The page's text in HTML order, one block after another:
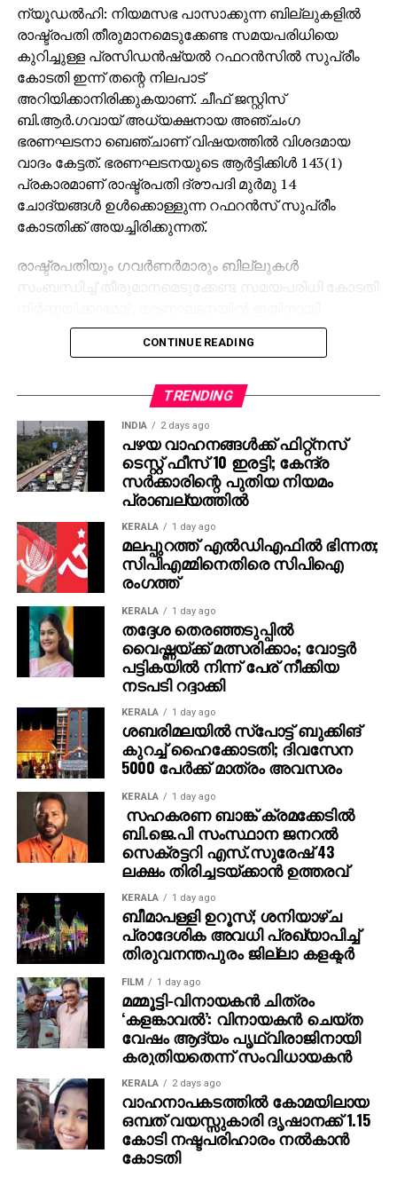
പരിശോധന നടത്തി.
ന്യൂഡല്‍ഹി: നിയമസഭ പാസാക്കുന്ന ബില്ലുകളില്‍
രാഷ്ട്രപതി തീരുമാനമെടുക്കേണ്ട സമയപരിധിയെ
കുറിച്ചുള്ള പ്രസിഡന്‍ഷ്യല്‍ റഫറന്‍സില്‍ സുപ്രീം
കോടതി ഇന്ന് തന്റെ നിലപാട്
അറിയിക്കാനിരിക്കുകയാണ്. ചീഫ് ജസ്റ്റിസ്
ബി.ആര്‍.ഗവായ് അധ്യക്ഷനായ അഞ്ചംഗ
ഭരണഘടനാ ബെഞ്ചാണ് വിഷയത്തില്‍ വിശദമായ
വാദം കേട്ടത്. ഭരണഘടനയുടെ ആര്‍ട്ടിക്കിള്‍ 143(1)
പ്രകാരമാണ് രാഷ്ട്രപതി ദ്രൗപദി മുര്‍മു 14
ചോദ്യങ്ങള്‍ ഉള്‍ക്കൊള്ളുന്ന റഫറന്‍സ് സുപ്രീം
കോടതിക്ക് അയച്ചിരിക്കുന്നത്.
രാഷ്ട്രപതിയും ഗവര്‍ണര്‍മാരും ബില്ലുകള്‍
സംബന്ധിച്ച് തീരുമാനമെടുക്കേണ്ട സമയപരിധി കോടതി
വ്യക്തമായ വ്യവസ്ഥകളുണ്ടോ? എന്നതാണ് ഇതിലെ
പ്രധാനമായ ചോദ്യങ്ങള്‍. കേരള സര്‍ക്കാര്‍ ഉള്‍പ്പെടെ
ചോദ്യം ചെയ്ത് വാദങ്ങള്‍ കോടതിയില്‍
ബില്ലുകളിലെ തീരുമാനങ്ങള്‍ക്ക് ഭരണഘടന
സമയപരിധി നിശ്ചയിച്ചിട്ടില്ല, നിലവിലെ
ആശയക്കുഴപ്പം നീക്കുന്നതിന് കോടതി
മാര്‍ഗനിര്‍ദേശങ്ങള്‍ നല്‍കേണ്ടതുണ്ടെന്ന് റഫറന്‍സില്‍
രാഷ്ട്രപതി ചൂണ്ടിക്കാട്ടി.
ഇന്നത്തെ സുപ്രീം കോടതി അഭിപ്രായം രാജ്യത്തെ
നിയമനിര്‍മ്മാണ പ്രക്രിയയും കേന്ദ്ര-സംസ്ഥാന
ബന്ധവും നേരിട്ട് സ്വാധീനിക്കുന്നതായിരിക്കുമെന്ന്
നിയമ വിദഗ്ധര്‍ വിലയിരുത്തുന്നു.
CONTINUE READING
TRENDING
INDIA 2 days ago
പഴയ വാഹനങ്ങള്‍ക്ക് ഫിറ്റ്‌നസ്
ടെസ്റ്റ് ഫീസ് 10 ഇരട്ടി; കേന്ദ്ര
സര്‍ക്കാരിന്റെ പുതിയ നിയമം
പ്രാബല്യത്തില്‍
KERALA 1 day ago
മലപ്പുറത്ത് എല്‍ഡിഎഫില്‍ ഭിന്നത;
സിപിഎമ്മിനെതിരെ സിപിഐ
രംഗത്ത്
KERALA 1 day ago
തദ്ദേശ തെരഞ്ഞടുപ്പില്‍
വൈഷ്ണയ്ക്ക് മത്സരിക്കാം; വോട്ടര്‍
പട്ടികയില്‍ നിന്ന് പേര് നീക്കിയ
നടപടി റദ്ദാക്കി
KERALA 1 day ago
ശബരിമലയില്‍ സ്‌പോട്ട് ബുക്കിങ്
കുറച്ച് ഹൈക്കോടതി; ദിവസേന
5000 പേര്‍ക്ക് മാത്രം അവസരം
KERALA 1 day ago
സഹകരണ ബാങ്ക് ക്രമക്കേടില്‍
ബി.ജെ.പി സംസ്ഥാന ജനറല്‍
സെക്രട്ടറി എസ്.സുരേഷ് 43
ലക്ഷം തിരിച്ചടയ്ക്കാന്‍ ഉത്തരവ്
KERALA 1 day ago
ബീമാപള്ളി ഉറൂസ്; ശനിയാഴ്ച
പ്രാദേശിക അവധി പ്രഖ്യാപിച്ച്
തിരുവനന്തപുരം ജില്ലാ കളക്ടര്‍
FILM 1 day ago
മമ്മൂട്ടി-വിനായകന്‍ ചിത്രം
‘കളങ്കാവല്‍’: വിനായകന്‍ ചെയ്ത
വേഷം ആദ്യം പൃഥ്വിരാജിനായി
കരുതിയതെന്ന് സംവിധായകന്‍
KERALA 2 days ago
വാഹനാപകടത്തില്‍ കോമയിലായ
ഒമ്പത് വയസ്സുകാരി ദൃഷാനക്ക് 1.15
കോടി നഷ്ടപരിഹാരം നല്‍കാന്‍
കോടതി